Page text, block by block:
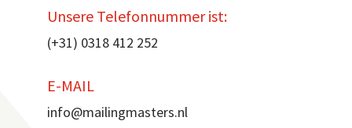
Unsere Telefonnummer ist:
(+31) 0318 412 252
E-MAIL
info@mailingmasters.nl